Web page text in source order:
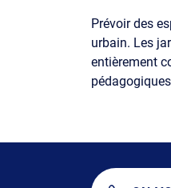
Prévoir des
urbain. Les
entièrement